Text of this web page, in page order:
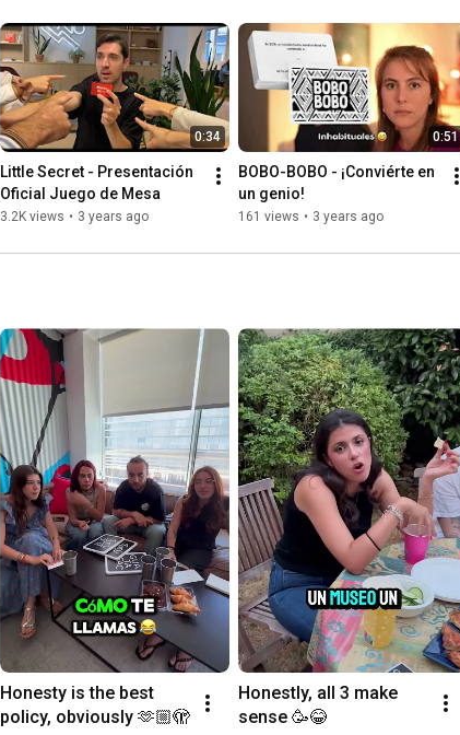
0:34
Little Secret - Presentación
Oficial Juego de Mesa
3.2K views • 3 years ago
0:51
BOBO-BOBO - ¡Conviérte en
un genio!
161 views • 3 years ago
Honesty is the best
policy, obviously 🫶🏼🫣
Honestly, all 3 make
sense 🥳😂